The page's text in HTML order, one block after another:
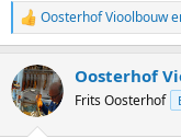
W
a
r
d
e
Oosterhof Vioolbouw
Oosterhof
Frits Oosterhof